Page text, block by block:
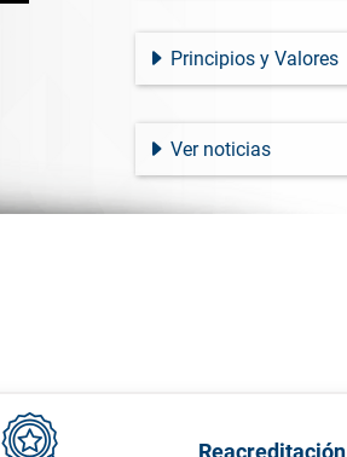
Principios y Valores
Ver noticias
Reacreditación